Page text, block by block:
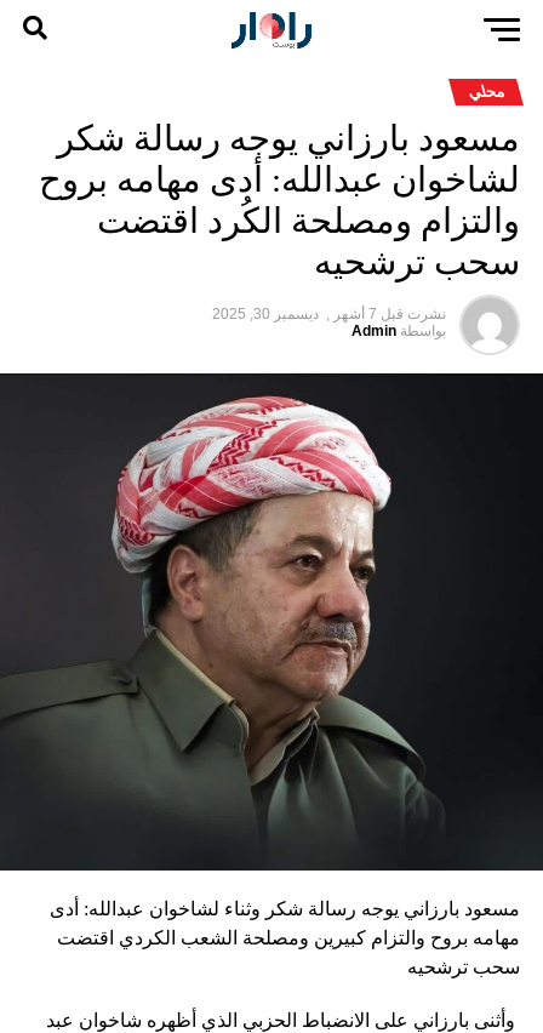
محلي
مسعود بارزاني يوجه رسالة شكر
لشاخوان عبدالله: أدى مهامه بروح
والتزام ومصلحة الكُرد اقتضت
سحب ترشحيه
نشرت قبل 7 أشهر ,
ديسمبر 30, 2025
بواسطة Admin
مسعود بارزاني يوجه رسالة شكر وثناء لشاخوان عبدالله: أدى
مهامه بروح والتزام كبيرين ومصلحة الشعب الكردي اقتضت
سحب ترشحيه
وأثنى بارزاني على الانضباط الحزبي الذي أظهره شاخوان عبد